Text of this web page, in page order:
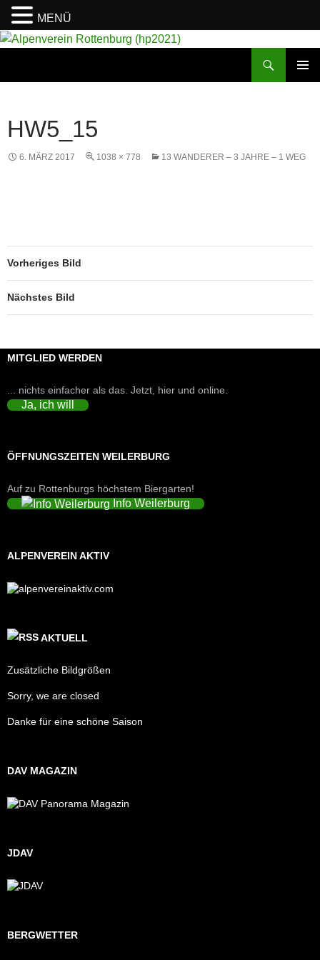
HW5_15
6. MÄRZ 2017 1038 × 778 13 WANDERER – 3 JAHRE – 1 WEG
Vorheriges Bild
Nächstes Bild
MITGLIED WERDEN
... nichts einfacher als das. Jetzt, hier und online.
Ja, ich will
ÖFFNUNGSZEITEN WEILERBURG
Auf zu Rottenburgs höchstem Biergarten!
Info Weilerburg
ALPENVEREIN AKTIV
AKTUELL
Zusätzliche Bildgrößen
Sorry, we are closed
Danke für eine schöne Saison
DAV MAGAZIN
JDAV
BERGWETTER
MENÜ